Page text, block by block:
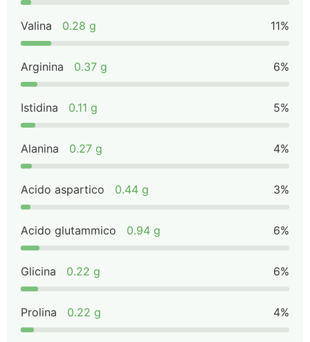
Valina 0.28 g 11%
Arginina 0.37 g 6%
Istidina 0.11 g 5%
Alanina 0.27 g 4%
Acido aspartico 0.44 g 3%
Acido glutammico 0.94 g 6%
Glicina 0.22 g 6%
Prolina 0.22 g 4%